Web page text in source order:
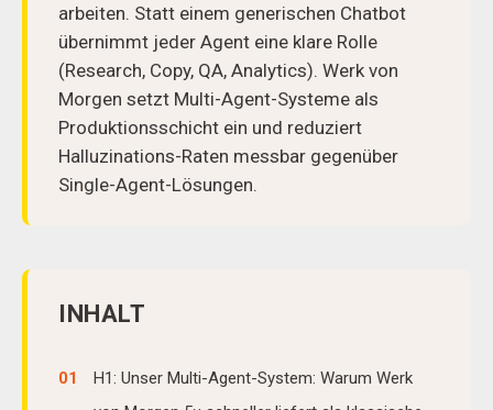
arbeiten. Statt einem generischen Chatbot
übernimmt jeder Agent eine klare Rolle
(Research, Copy, QA, Analytics). Werk von
Morgen setzt Multi-Agent-Systeme als
Produktionsschicht ein und reduziert
Halluzinations-Raten messbar gegenüber
Single-Agent-Lösungen.
INHALT
01
H1: Unser Multi-Agent-System: Warum Werk